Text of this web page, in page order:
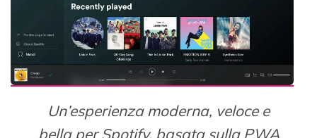
Un’esperienza moderna, veloce e
bella per Spotify, basata sulla PWA